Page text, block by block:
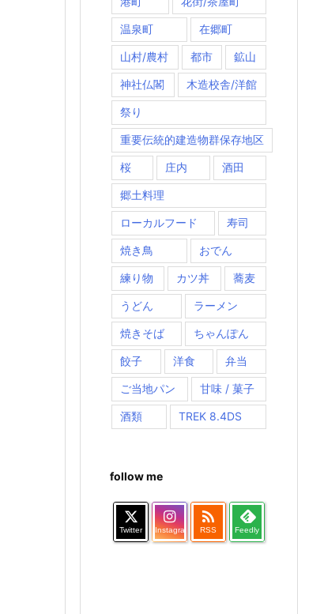
温泉町 在郷町
山村/農村 都市 鉱山
神社仏閣 木造校舎/洋館
祭り
重要伝統的建造物群保存地区
桜 庄内 酒田
郷土料理
ローカルフード 寿司
焼き鳥 おでん
練り物 カツ丼 蕎麦
うどん ラーメン
焼きそば ちゃんぽん
餃子 洋食 弁当
ご当地パン 甘味 / 菓子
酒類 TREK 8.4DS
follow me
Twitter Instagram

RSS Feedly